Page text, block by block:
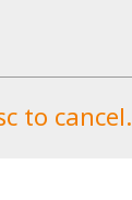
to cancel.